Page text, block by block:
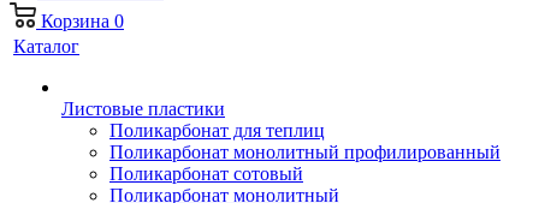
Корзина 0
Каталог
Листовые пластики
Поликарбонат для теплиц
Поликарбонат монолитный профилированный
Поликарбонат сотовый
Поликарбонат монолитный